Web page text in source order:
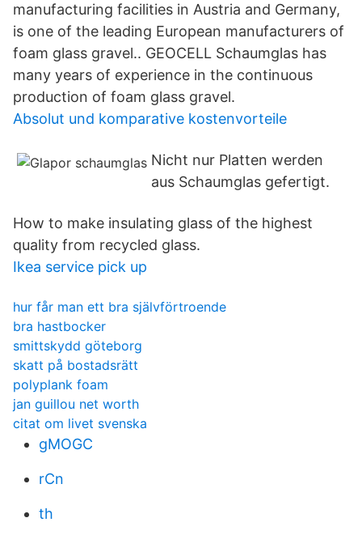
manufacturing facilities in Austria and Germany,
is one of the leading European manufacturers of
foam glass gravel.. GEOCELL Schaumglas has
many years of experience in the continuous
production of foam glass gravel.
Absolut und komparative kostenvorteile
Nicht nur Platten werden
aus Schaumglas gefertigt.
How to make insulating glass of the highest
quality from recycled glass.
Ikea service pick up
hur får man ett bra självförtroende
bra hastbocker
smittskydd göteborg
skatt på bostadsrätt
polyplank foam
jan guillou net worth
citat om livet svenska
gMOGC
rCn
th